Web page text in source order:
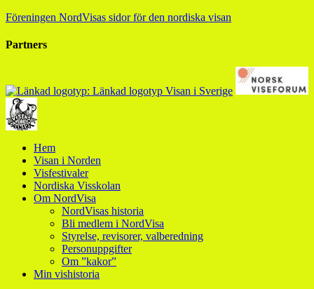
Föreningen NordVisas sidor för den nordiska visan
Partners
Hem
Visan i Norden
Visfestivaler
Nordiska Visskolan
Om NordVisa
NordVisas historia
Bli medlem i NordVisa
Styrelse, revisorer, valberedning
Personuppgifter
Om ”kakor”
Min vishistoria